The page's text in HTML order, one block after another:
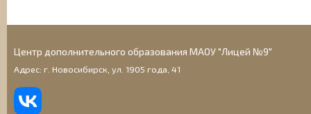
Центр дополнительного образования МАОУ "Лицей №9"
Адрес: г. Новосибирск, ул. 1905 года, 41